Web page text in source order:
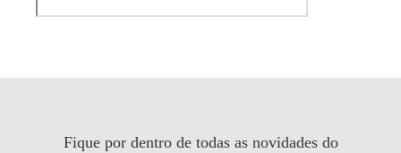
Fique por dentro de todas as novidades do